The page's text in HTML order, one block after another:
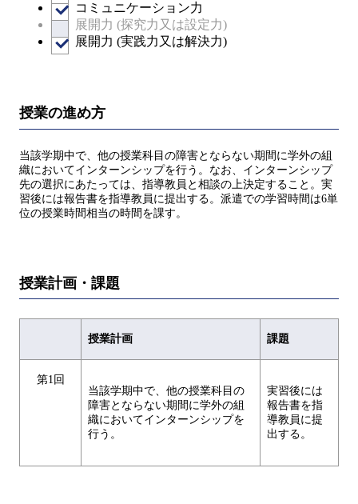
コミュニケーション力
展開力 (探究力又は設定力)
展開力 (実践力又は解決力)
授業の進め方
当該学期中で、他の授業科目の障害とならない期間に学外の組
織においてインターンシップを行う。なお、インターンシップ
先の選択にあたっては、指導教員と相談の上決定すること。実
習後には報告書を指導教員に提出する。派遣での学習時間は6単
位の授業時間相当の時間を課す。
授業計画・課題
授業計画 課題
第1回
当該学期中で、他の授業科目の
障害とならない期間に学外の組
織においてインターンシップを
行う。
実習後には
報告書を指
導教員に提
出する。